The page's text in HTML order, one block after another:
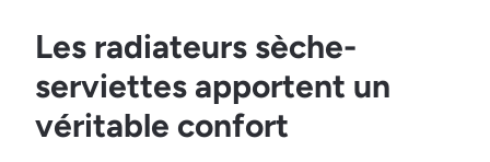
Les radiateurs sèche-
serviettes apportent un
véritable confort